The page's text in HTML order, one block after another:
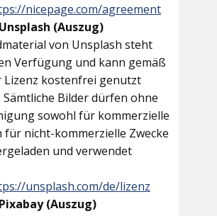
nicepage.com/agreement
(Auszug)
von Unsplash steht
Verfügung und kann gemäß
Lizenz kostenfrei genutzt
Sämtliche Bilder dürfen ohne
sowohl für kommerzielle
für nicht-kommerzielle Zwecke
und verwendet
unsplash.com/de/lizenz
(Auszug)